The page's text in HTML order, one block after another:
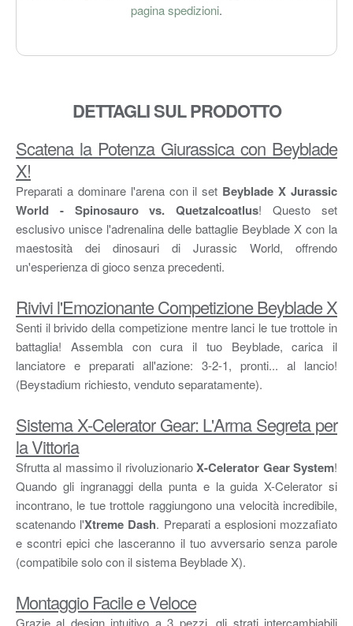
pagina spedizioni.
DETTAGLI SUL PRODOTTO
Scatena la Potenza Giurassica con Beyblade
X!
Preparati a dominare l'arena con il set Beyblade X Jurassic
World - Spinosauro vs. Quetzalcoatlus! Questo set
esclusivo unisce l'adrenalina delle battaglie Beyblade X con la
maestosità dei dinosauri di Jurassic World, offrendo
un'esperienza di gioco senza precedenti.
Rivivi l'Emozionante Competizione Beyblade X
Senti il brivido della competizione mentre lanci le tue trottole in
battaglia! Assembla con cura il tuo Beyblade, carica il
lanciatore e preparati all'azione: 3-2-1, pronti... al lancio!
(Beystadium richiesto, venduto separatamente).
Sistema X-Celerator Gear: L'Arma Segreta per
la Vittoria
Sfrutta al massimo il rivoluzionarioX-Celerator Gear System!
Quando gli ingranaggi della punta e la guida X-Celerator si
incontrano, le tue trottole raggiungono una velocità incredibile,
scatenando l'Xtreme Dash. Preparati a esplosioni mozzafiato
e scontri epici che lasceranno il tuo avversario senza parole
(compatibile solo con il sistema Beyblade X).
Montaggio Facile e Veloce
Grazie al design intuitivo a 3 pezzi, gli strati intercambiabili